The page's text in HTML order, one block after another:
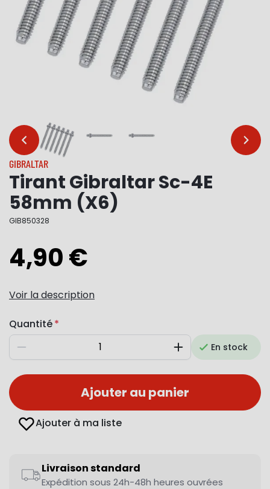
… …
GIBRALTAR
Tirant Gibraltar Sc-4E
58mm (X6)
GIB850328
4,90 €
Voir la description
Quantité
Diminuer AugmenterEn stock
Ajouter au panier
Ajouter à ma liste
Livraison standard
Expédition sous 24h-48h heures ouvrées